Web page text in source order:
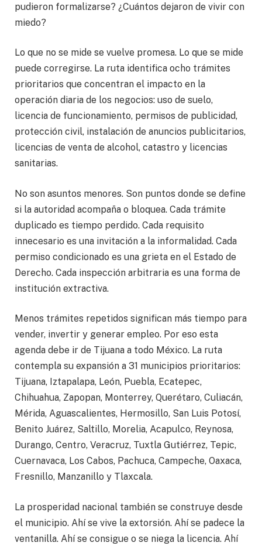
pudieron formalizarse? ¿Cuántos dejaron de vivir con
miedo?
Lo que no se mide se vuelve promesa. Lo que se mide
puede corregirse. La ruta identifica ocho trámites
prioritarios que concentran el impacto en la
operación diaria de los negocios: uso de suelo,
licencia de funcionamiento, permisos de publicidad,
protección civil, instalación de anuncios publicitarios,
licencias de venta de alcohol, catastro y licencias
sanitarias.
No son asuntos menores. Son puntos donde se define
si la autoridad acompaña o bloquea. Cada trámite
duplicado es tiempo perdido. Cada requisito
innecesario es una invitación a la informalidad. Cada
permiso condicionado es una grieta en el Estado de
Derecho. Cada inspección arbitraria es una forma de
institución extractiva.
Menos trámites repetidos significan más tiempo para
vender, invertir y generar empleo. Por eso esta
agenda debe ir de Tijuana a todo México. La ruta
contempla su expansión a 31 municipios prioritarios:
Tijuana, Iztapalapa, León, Puebla, Ecatepec,
Chihuahua, Zapopan, Monterrey, Querétaro, Culiacán,
Mérida, Aguascalientes, Hermosillo, San Luis Potosí,
Benito Juárez, Saltillo, Morelia, Acapulco, Reynosa,
Durango, Centro, Veracruz, Tuxtla Gutiérrez, Tepic,
Cuernavaca, Los Cabos, Pachuca, Campeche, Oaxaca,
Fresnillo, Manzanillo y Tlaxcala.
La prosperidad nacional también se construye desde
el municipio. Ahí se vive la extorsión. Ahí se padece la
ventanilla. Ahí se consigue o se niega la licencia. Ahí